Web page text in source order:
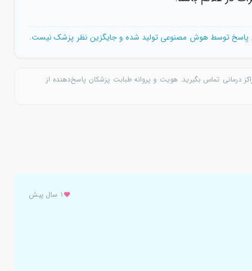
پاسخ توسط هوش مصنوعی تولید شده و جایگزین نظر پزشک نیست.
درمانی تماس بگیرید. هویت و پروانه طبابت پزشکان پاسخ‌دهنده از
۱ سال پیش